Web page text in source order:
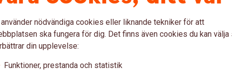
i flera valutor. Våra ränteplaceringar hittar du i
via exempelvis Stockholmsbörsens och
eftersom räntemarknaden skiljer sig en del
nödvändiga cookies eller liknande tekniker för att
ska fungera för dig. Det finns även cookies du kan välja
din upplevelse:
Funktioner, prestanda och statistik